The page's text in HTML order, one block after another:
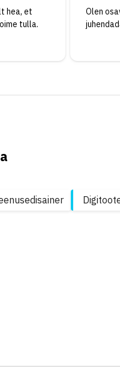
hea, et
tulla.
Olen